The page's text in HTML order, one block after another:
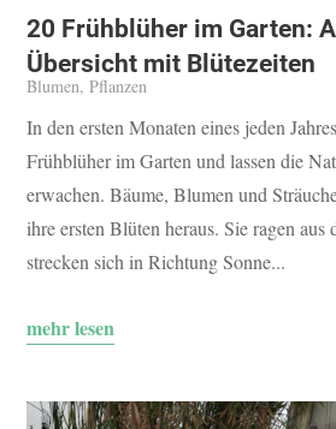
20 Frühblüher im Garten:
Übersicht mit Blütezeiten
Blumen,Pflanzen
In den ersten Monaten eines jeden
Frühblüher im Garten und lassen die
erwachen. Bäume, Blumen und
ihre ersten Blüten heraus. Sie ragen aus
strecken sich in Richtung Sonne...
mehr lesen